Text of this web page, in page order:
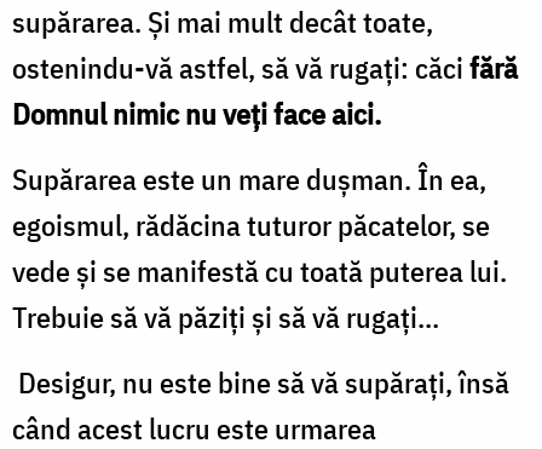
supărarea. Şi mai mult decât toate,
ostenindu-vă astfel, să vă rugaţi: căcifără
Domnul nimic nu veţi face aici.
Supărarea este un mare duşman. În ea,
egoismul, rădăcina tuturor păcatelor, se
vede şi se manifestă cu toată puterea lui.
Trebuie să vă păziţi şi să vă rugaţi...
Desigur, nu este bine să vă supăraţi, însă
când acest lucru este urmarea